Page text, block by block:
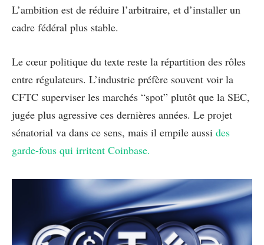
L’ambition est de réduire l’arbitraire, et d’installer un
cadre fédéral plus stable.
Le cœur politique du texte reste la répartition des rôles
entre régulateurs. L’industrie préfère souvent voir la
CFTC superviser les marchés “spot” plutôt que la SEC,
jugée plus agressive ces dernières années. Le projet
sénatorial va dans ce sens, mais il empile aussi des
garde-fous qui irritent Coinbase.